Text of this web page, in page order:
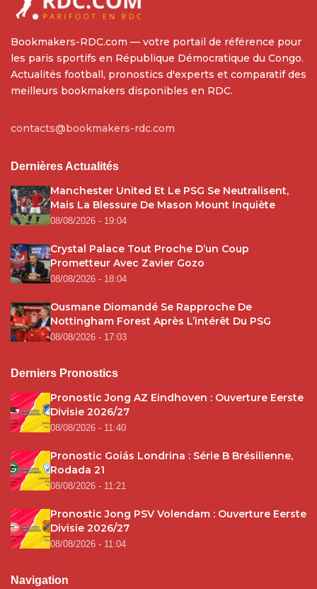
Bookmakers-RDC.com — votre portail de référence pour
les paris sportifs en République Démocratique du Congo.
Actualités football, pronostics d'experts et comparatif des
meilleurs bookmakers disponibles en RDC.
contacts@bookmakers-rdc.com
Dernières Actualités
Manchester United Et Le PSG Se Neutralisent,
Mais La Blessure De Mason Mount Inquiète
08/08/2026 - 19:04
Crystal Palace Tout Proche D’un Coup
Prometteur Avec Zavier Gozo
08/08/2026 - 18:04
Ousmane Diomandé Se Rapproche De
Nottingham Forest Après L’intérêt Du PSG
08/08/2026 - 17:03
Derniers Pronostics
Pronostic Jong AZ Eindhoven : Ouverture Eerste
Divisie 2026/27
08/08/2026 - 11:40
Pronostic Goiás Londrina : Série B Brésilienne,
Rodada 21
08/08/2026 - 11:21
Pronostic Jong PSV Volendam : Ouverture Eerste
Divisie 2026/27
08/08/2026 - 11:04
Navigation